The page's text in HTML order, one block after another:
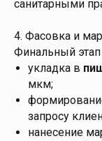
санитарными
4. Фасовка и
Финальный этап
укладка в
мкм;
запросу
нанесение